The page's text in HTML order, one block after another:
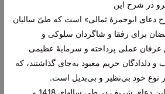
در شرح این
دعای ابوحمزۀ ثمالی» است که طیّ سالیان
برای رفقا و شاگردان سلوکی و
عرفان عملی پرداخته و سرمایۀ عظیمی
و دلدادگان حریم معبود به‌جای گذاشتند، که
نوع خود بی‌نظیر و بی‌بدیل است.